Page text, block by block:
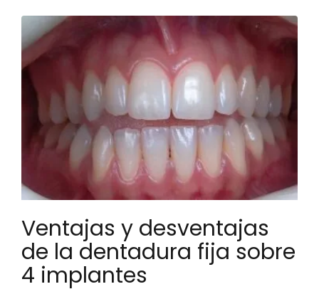
Ventajas y desventajas
de la dentadura fija sobre
4 implantes